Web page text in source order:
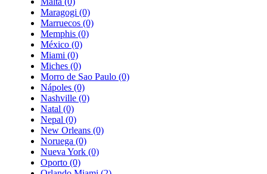
Maragogi (0)
Marruecos (0)
Memphis (0)
México (0)
Miami (0)
Miches (0)
Morro de Sao Paulo (0)
Nápoles (0)
Nashville (0)
Natal (0)
Nepal (0)
New Orleans (0)
Noruega (0)
Nueva York (0)
Oporto (0)